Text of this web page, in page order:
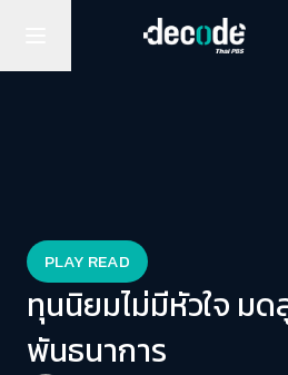
PLAY READ
ทุนนิยมไม่มีหัวใจ ม
พันธนาการ